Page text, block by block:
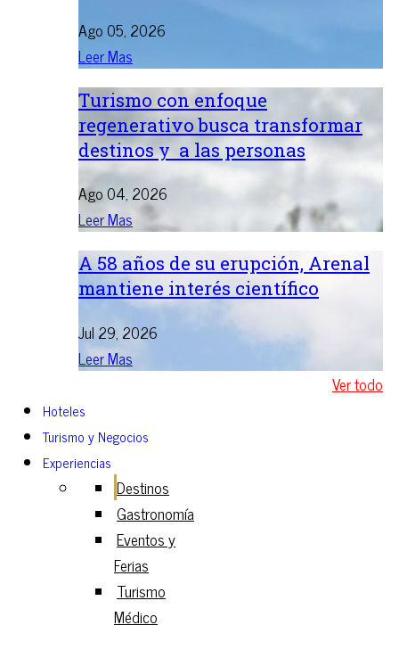
Ago 05, 2026
Leer Mas
Turismo con enfoque
regenerativo busca transformar
destinos y a las personas
Ago 04, 2026
Leer Mas
A 58 años de su erupción, Arenal
mantiene interés científico
Jul 29, 2026
Leer Mas
Ver todo
Hoteles
Turismo y Negocios
Experiencias
Destinos
Gastronomía
Eventos y
Ferias
Turismo
Médico